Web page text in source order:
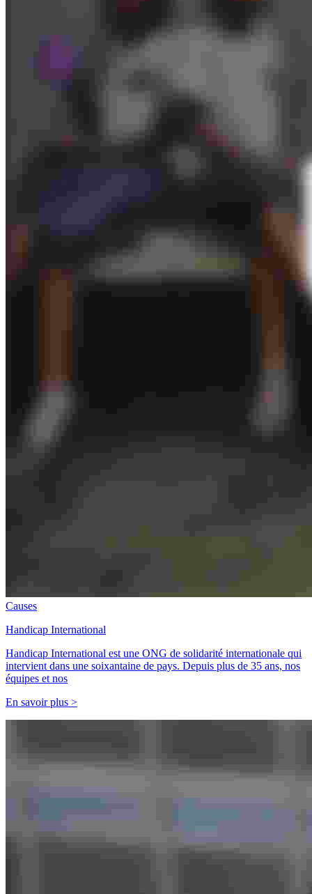
Causes
Handicap International
Handicap International est une ONG de solidarité internationale qui
intervient dans une soixantaine de pays. Depuis plus de 35 ans, nos
équipes et nos
En savoir plus >